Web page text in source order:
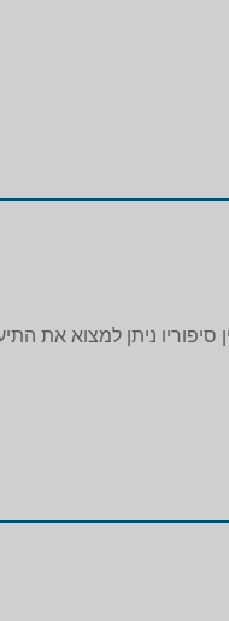
סיפוריו ניתן למצוא את